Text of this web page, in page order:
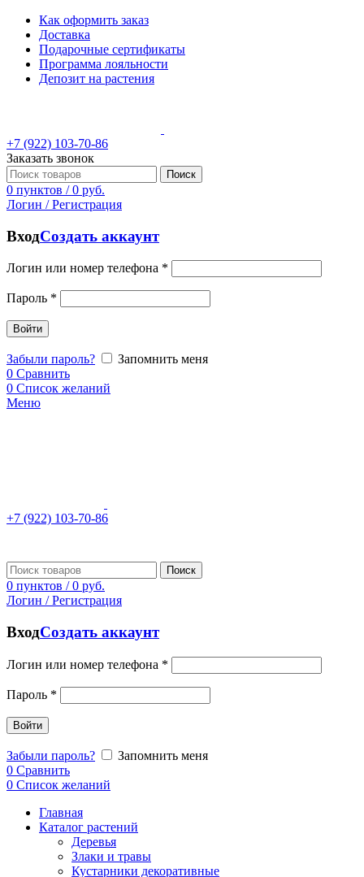
Как оформить заказ
Доставка
Подарочные сертификаты
Программа лояльности
Депозит на растения
+7 (922) 103-70-86
Заказать звонок
Поиск
0 пунктов / 0 руб.
Логин / Регистрация
ВходСоздать аккаунт
Логин или номер телефона *
Пароль *
Войти
Забыли пароль?
Запомнить меня
0 Сравнить
0 Список желаний
Меню
+7 (922) 103-70-86
Поиск
0 пунктов / 0 руб.
Логин / Регистрация
ВходСоздать аккаунт
Логин или номер телефона *
Пароль *
Войти
Забыли пароль?
Запомнить меня
0 Сравнить
0 Список желаний
Главная
Каталог растений
Деревья
Злаки и травы
Кустарники декоративные